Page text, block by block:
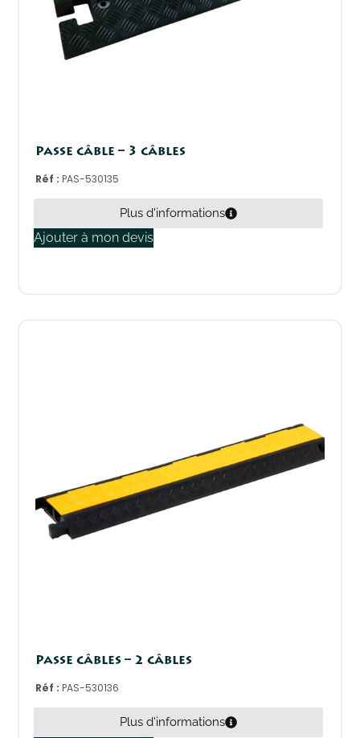
Passe câble – 3 câbles
Réf :PAS-530135
Plus d'informations
Ajouter à mon devis
Passe câbles – 2 câbles
Réf :PAS-530136
Plus d'informations